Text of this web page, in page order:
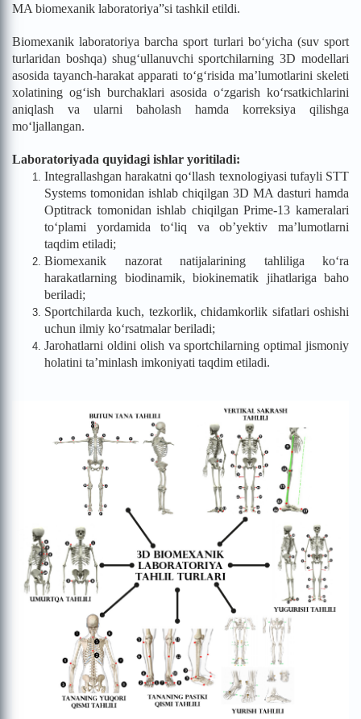
MA biomexanik laboratoriya”si tashkil etildi.
Biomexanik laboratoriya barcha sport turlari bo‘yicha (suv sport
turlaridan boshqa) shug‘ullanuvchi sportchilarning 3D modellari
asosida tayanch-harakat apparati to‘g‘risida ma’lumotlarini skeleti
xolatining og‘ish burchaklari asosida o‘zgarish ko‘rsatkichlarini
aniqlash va ularni baholash hamda korreksiya qilishga
mo‘ljallangan.
Laboratoriyada quyidagi ishlar yoritiladi:
Integrallashgan harakatni qo‘llash texnologiyasi tufayli STT
Systems tomonidan ishlab chiqilgan 3D MA dasturi hamda
Optitrack tomonidan ishlab chiqilgan Prime-13 kameralari
to‘plami yordamida to‘liq va ob’yektiv ma’lumotlarni
taqdim etiladi;
Biomexanik nazorat natijalarining tahliliga ko‘ra
harakatlarning biodinamik, biokinematik jihatlariga baho
beriladi;
Sportchilarda kuch, tezkorlik, chidamkorlik sifatlari oshishi
uchun ilmiy ko‘rsatmalar beriladi;
Jarohatlarni oldini olish va sportchilarning optimal jismoniy
holatini ta’minlash imkoniyati taqdim etiladi.